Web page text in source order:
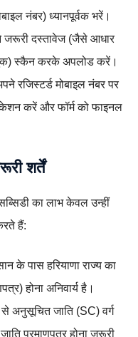
नंबर) ध्यानपूर्वक भरें।
जरूरी दस्तावेज (जैसे आधार
स्कैन करके अपलोड करें।
रजिस्टर्ड मोबाइल नंबर पर
करें और फॉर्म को फाइनल
शर्तें
का लाभ केवल उन्हीं
हैं:
के पास हरियाणा राज्य का
होना अनिवार्य है।
अनुसूचित जाति (SC) वर्ग
प्रमाणपत्र होना जरूरी